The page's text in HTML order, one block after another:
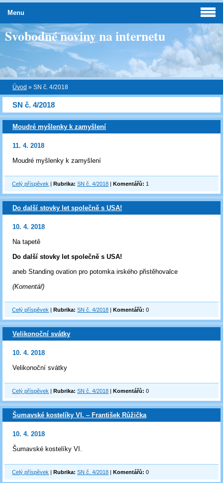
Svobodné noviny na internetu
Úvod » SN č. 4/2018
SN č. 4/2018
Moudré myšlenky k zamyšlení
11. 4. 2018
Moudré myšlenky k zamyšlení
Celý příspěvek |Rubrika: SN č. 4/2018 |Komentářů: 1
Do další stovky let společně s USA!
10. 4. 2018
Na tapetě
Do další stovky let společně s USA!
aneb Standing ovation pro potomka irského přistěhovalce
(Komentář)
Celý příspěvek |Rubrika: SN č. 4/2018 |Komentářů: 0
Velikonoční svátky
10. 4. 2018
Velikonoční svátky
Celý příspěvek |Rubrika: SN č. 4/2018 |Komentářů: 0
Šumavské kostelíky VI. ‒ František Růžička
10. 4. 2018
Šumavské kostelíky VI.
Celý příspěvek |Rubrika: SN č. 4/2018 |Komentářů: 0
Menu